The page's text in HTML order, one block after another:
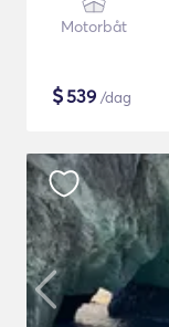
Motorbåt
$539 /dag